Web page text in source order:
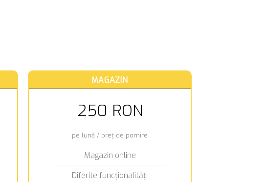
MAGAZIN
250 RON
pe lună / preț de pornire
Magazin online
Diferite funcționalități